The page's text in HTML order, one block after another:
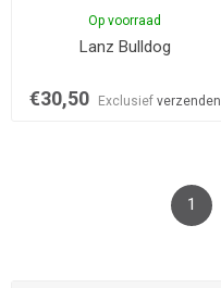
Op voorraad
Lanz Bulldog
€30,50 Exclusief verzenden
1